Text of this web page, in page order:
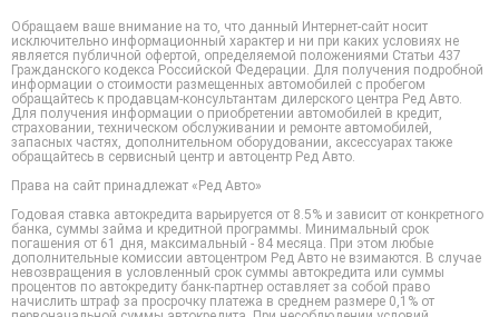
Обращаем ваше внимание на то, что данный Интернет-сайт носит
исключительно информационный характер и ни при каких условиях не
является публичной офертой, определяемой положениями Статьи 437
Гражданского кодекса Российской Федерации. Для получения подробной
информации о стоимости размещенных автомобилей с пробегом
обращайтесь к продавцам-консультантам дилерского центра Ред Авто.
Для получения информации о приобретении автомобилей в кредит,
страховании, техническом обслуживании и ремонте автомобилей,
запасных частях, дополнительном оборудовании, аксессуарах также
обращайтесь в сервисный центр и автоцентр Ред Авто.
Права на сайт принадлежат «Ред Авто»
Годовая ставка автокредита варьируется от 8.5% и зависит от конкретного
банка, суммы займа и кредитной программы. Минимальный срок
погашения от 61 дня, максимальный - 84 месяца. При этом любые
дополнительные комиссии автоцентром Ред Авто не взимаются. В случае
невозвращения в условленный срок суммы автокредита или суммы
процентов по автокредиту банк-партнер оставляет за собой право
начислить штраф за просрочку платежа в среднем размере 0,1% от